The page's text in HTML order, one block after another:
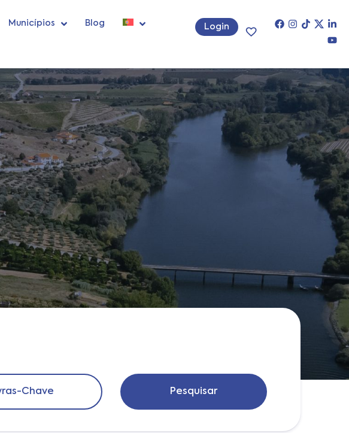
Municípios Blog Login
Pesquisar